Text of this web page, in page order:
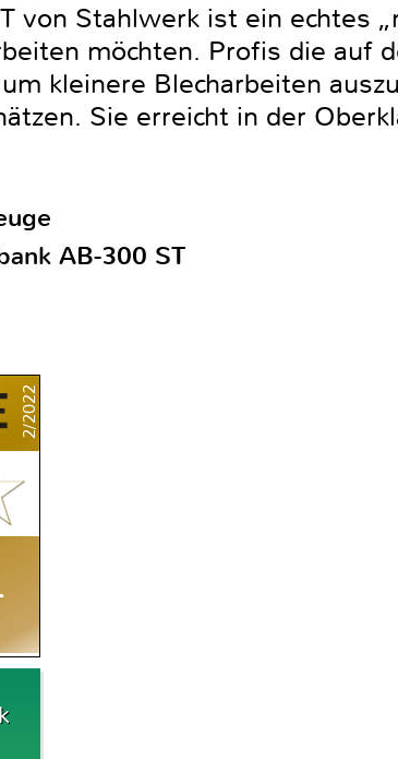
von Stahlwerk ist ein echtes
möchten. Profis die auf
kleinere Blecharbeiten
Sie erreicht in der
AB-300 ST
2/2022